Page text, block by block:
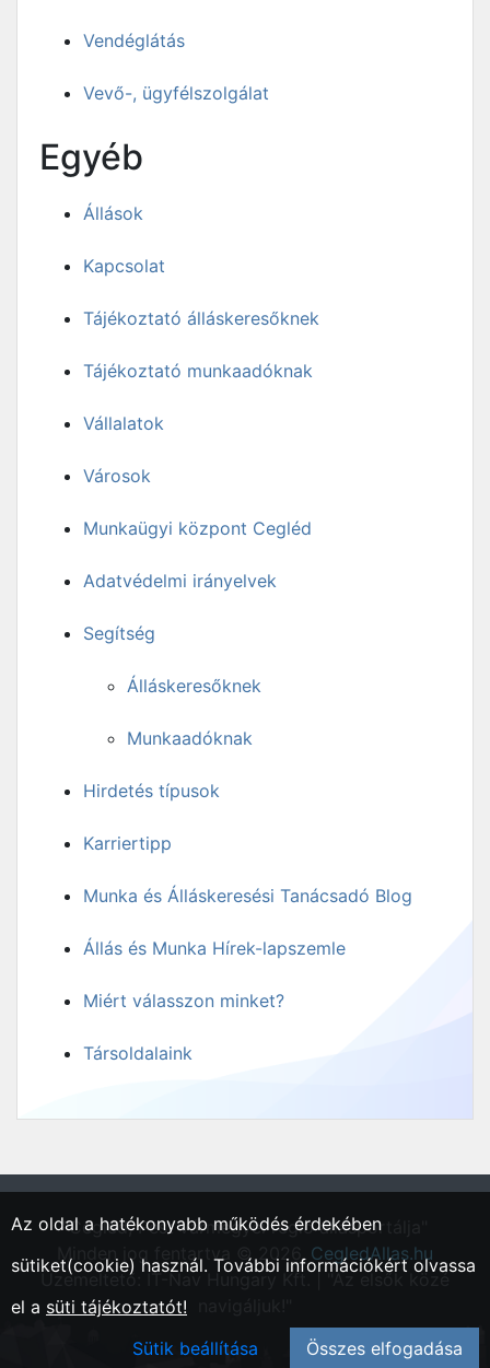
Vendéglátás
Vevő-, ügyfélszolgálat
Egyéb
Állások
Kapcsolat
Tájékoztató álláskeresőknek
Tájékoztató munkaadóknak
Vállalatok
Városok
Munkaügyi központ Cegléd
Adatvédelmi irányelvek
Segítség
Álláskeresőknek
Munkaadóknak
Hirdetés típusok
Karriertipp
Munka és Álláskeresési Tanácsadó Blog
Állás és Munka Hírek-lapszemle
Miért válasszon minket?
Társoldalaink
"Cegléd, Pest vármegyei régió állásportálja"
Minden jog fentartva © 2026. CegledAllas.hu
Üzemeltető: IT-Nav Hungary Kft. | "Az elsők közé
Az oldal a hatékonyabb működés érdekében
sütiket(cookie) használ. További információkért olvassa
el a süti tájékoztatót!
Sütik beállítása
Összes elfogadása